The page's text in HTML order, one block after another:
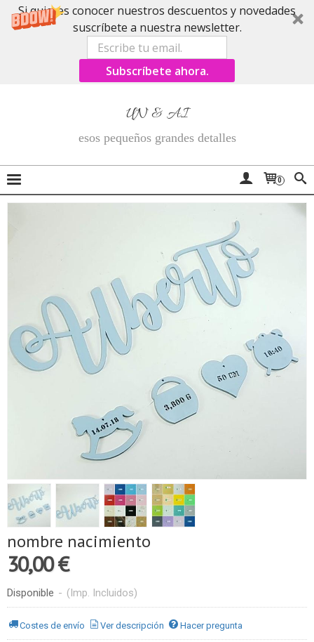
Si quieres conocer nuestros descuentos y novedades
suscríbete a nuestra newsletter.
Subscríbete ahora.
UN & AI
esos pequeños grandes detalles
0
nombre nacimiento
30,00 €
Disponible - (Imp. Incluidos)
Costes de envío Ver descripción Hacer pregunta